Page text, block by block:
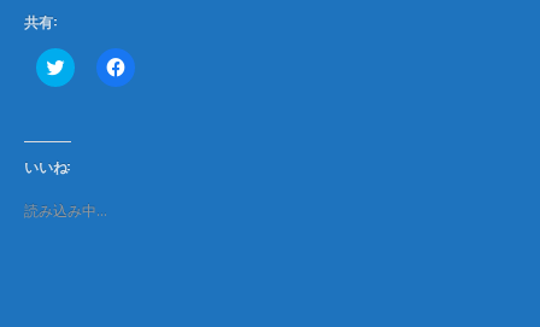
共有:
ク
リ
て
T
w
t
t
F
a
いいね:
読み込み中…